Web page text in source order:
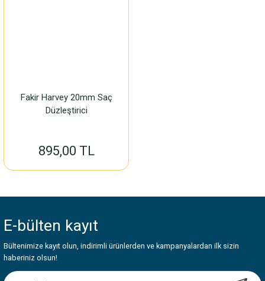
Fakir Harvey 20mm Saç
Düzleştirici
895,00 TL
E-bülten kayıt
Bültenimize kayıt olun, indirimli ürünlerden ve kampanyalardan ilk sizin
haberiniz olsun!